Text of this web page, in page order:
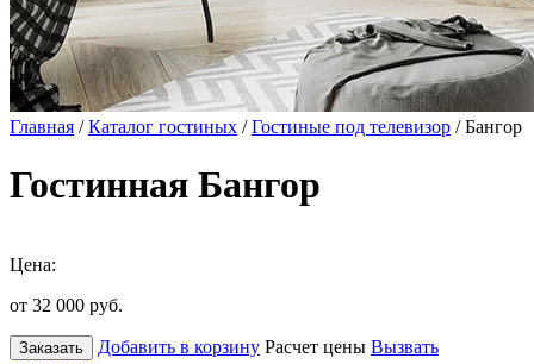
Главная /Каталог гостиных /Гостиные под телевизор / Бангор
Гостинная Бангор
Цена:
от 32 000 руб.
Заказать Добавить в корзину Расчет цены Вызвать